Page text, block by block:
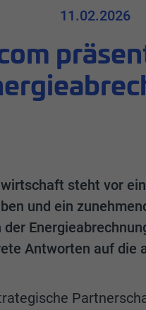
11.02.2026
steht vor
und ein
Antworten auf